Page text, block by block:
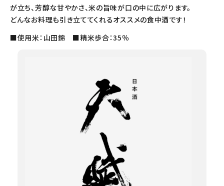
が立ち、芳醇な甘やかさ、米の旨味が口の中に広がります。
どんなお料理も引き立ててくれるオススメの食中酒です！
■使用米：山田錦 ■精米歩合：35％